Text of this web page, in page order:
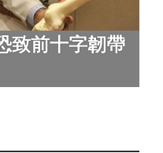
致前十字韌帶